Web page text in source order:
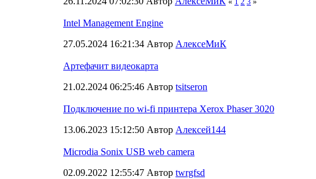
Intel Management Engine
27.05.2024 16:21:34 Автор АлексеМиК
Артефачит видеокарта
21.02.2024 06:25:46 Автор tsitseron
Подключение по wi-fi принтера Xerox Phaser 3020
13.06.2023 15:12:50 Автор Алексей144
Microdia Sonix USB web camera
02.09.2022 12:55:47 Автор twrgfsd